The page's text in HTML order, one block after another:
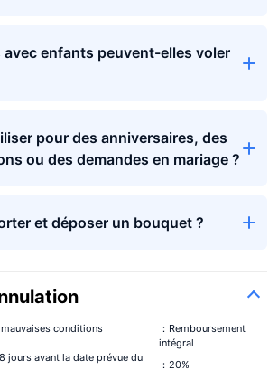
avec enfants peuvent-elles voler
pour des anniversaires, des
ou des demandes en mariage ?
et déposer un bouquet ?
conditions
：Remboursement
intégral
jours avant la date prévue du
：20%